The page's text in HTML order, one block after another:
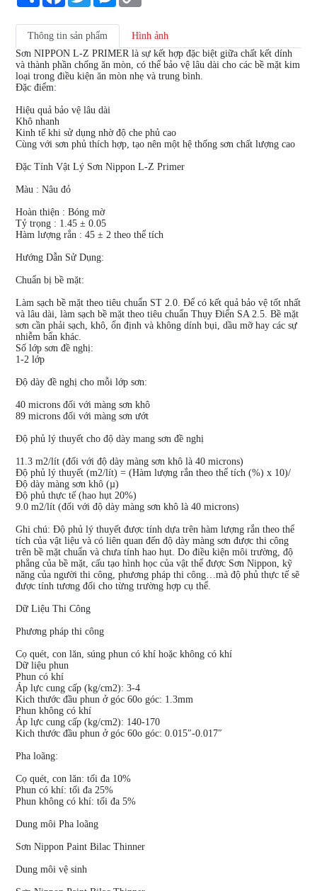
Thông tin sản phẩm
Hình ảnh
Sơn NIPPON L-Z PRIMER là sự kết hợp đặc biệt giữa chất kết dính
và thành phần chống ăn mòn, có thể bảo vệ lâu dài cho các bề mặt kim
loại trong điều kiện ăn mòn nhẹ và trung bình.
Đặc điểm:
Hiệu quả bảo vệ lâu dài
Khô nhanh
Kinh tế khi sử dụng nhờ độ che phủ cao
Cùng với sơn phủ thích hợp, tạo nên một hệ thống sơn chất lượng cao
Đặc Tính Vật Lý Sơn Nippon L-Z Primer
Màu : Nâu đỏ
Hoàn thiện : Bóng mờ
Tỷ trọng : 1.45 ± 0.05
Hàm lượng rắn : 45 ± 2 theo thể tích
Hướng Dẫn Sử Dụng:
Chuẩn bị bề mặt:
Làm sạch bề mặt theo tiêu chuẩn ST 2.0. Để có kết quả bảo vệ tốt nhất
và lâu dài, làm sạch bề mặt theo tiêu chuẩn Thụy Điển SA 2.5. Bề mặt
sơn cần phải sạch, khô, ổn định và không dính bụi, dầu mỡ hay các sự
nhiễm bẩn khác.
Số lớp sơn đề nghị:
1-2 lớp
Độ dày đề nghị cho mỗi lớp sơn:
40 microns đối với màng sơn khô
89 microns đối với màng sơn ướt
Độ phủ lý thuyết cho độ dày mang sơn đề nghị
11.3 m2/lít (đối với độ dày màng sơn khô là 40 microns)
Độ phủ lý thuyết (m2/lít) = (Hàm lượng rắn theo thể tích (%) x 10)/
Độ dày màng sơn khô (µ)
Độ phủ thực tế (hao hụt 20%)
9.0 m2/lít (đối với độ dày màng sơn khô là 40 microns)
Ghi chú: Độ phủ lý thuyết được tính dựa trên hàm lượng rắn theo thể
tích của vật liệu và có liên quan đến độ dày màng sơn được thi công
trên bề mặt chuẩn và chưa tính hao hụt. Do điều kiện môi trường, độ
phẳng của bề mặt, cấu tạo hình học của vật thể được Sơn Nippon, kỹ
năng của người thi công, phương pháp thi công…mà độ phủ thực tế sẽ
được tính tương đối cho từng trường hợp cụ thể.
Dữ Liệu Thi Công
Phương pháp thi công
Cọ quét, con lăn, súng phun có khí hoặc không có khí
Dữ liệu phun
Phun có khí
Áp lực cung cấp (kg/cm2): 3-4
Kich thước đầu phun ở góc 60o góc: 1.3mm
Phun không có khí
Áp lực cung cấp (kg/cm2): 140-170
Kich thước đầu phun ở góc 60o góc: 0.015″-0.017″
Pha loãng:
Cọ quét, con lăn: tối đa 10%
Phun có khí: tối đa 25%
Phun không có khí: tối đa 5%
Dung môi Pha loãng
Sơn Nippon Paint Bilac Thinner
Dung môi vệ sinh